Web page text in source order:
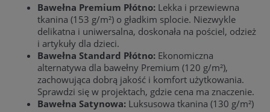
Bawełna Premium Płótno: Lekka i przewiewna
tkanina (153 g/m²) o gładkim splocie. Niezwykle
delikatna i uniwersalna, doskonała na pościel, odzież
i artykuły dla dzieci.
Bawełna Standard Płótno: Ekonomiczna
alternatywa dla bawełny Premium (120 g/m²),
zachowująca dobrą jakość i komfort użytkowania.
Sprawdzi się w projektach, gdzie cena ma znaczenie.
Bawełna Satynowa: Luksusowa tkanina (130 g/m²)